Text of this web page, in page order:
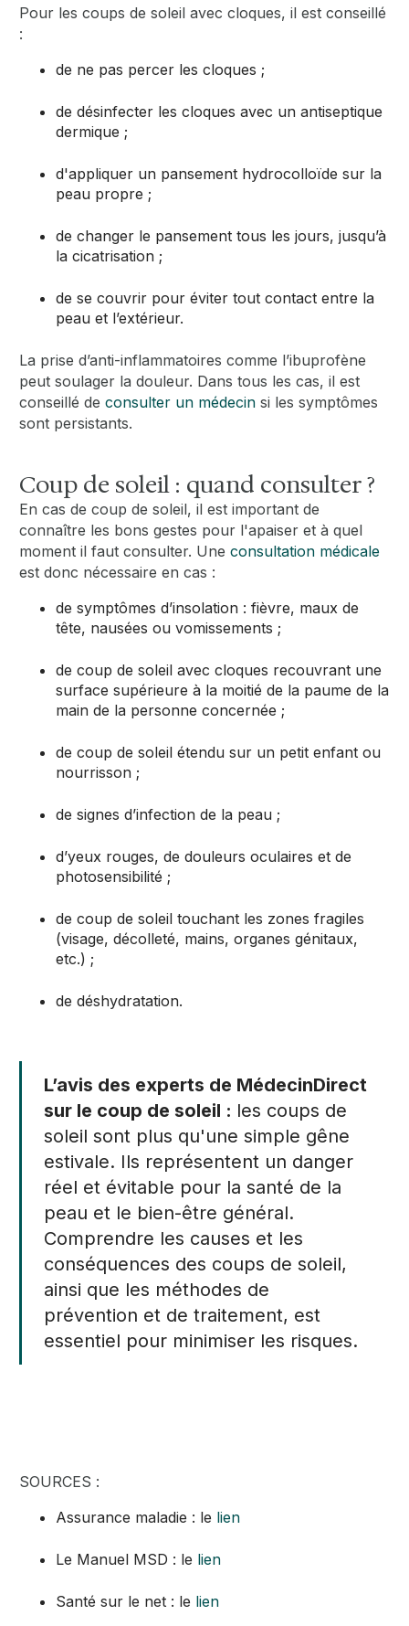
Pour les coups de soleil avec cloques, il est conseillé
:
de ne pas percer les cloques ;
de désinfecter les cloques avec un antiseptique
dermique ;
d'appliquer un pansement hydrocolloïde sur la
peau propre ;
de changer le pansement tous les jours, jusqu’à
la cicatrisation ;
de se couvrir pour éviter tout contact entre la
peau et l’extérieur.
La prise d’anti-inflammatoires comme l’ibuprofène
peut soulager la douleur. Dans tous les cas, il est
conseillé deconsulter un médecin si les symptômes
sont persistants.
Coup de soleil : quand consulter ?
En cas de coup de soleil, il est important de
connaître les bons gestes pour l'apaiser et à quel
moment il faut consulter. Uneconsultation médicale
est donc nécessaire en cas :
de symptômes d’insolation : fièvre, maux de
tête, nausées ou vomissements ;
de coup de soleil avec cloques recouvrant une
surface supérieure à la moitié de la paume de la
main de la personne concernée ;
de coup de soleil étendu sur un petit enfant ou
nourrisson ;
de signes d’infection de la peau ;
d’yeux rouges, de douleurs oculaires et de
photosensibilité ;
de coup de soleil touchant les zones fragiles
(visage, décolleté, mains, organes génitaux,
etc.) ;
de déshydratation.
L’avis des experts de MédecinDirect
sur le coup de soleil : les coups de
soleil sont plus qu'une simple gêne
estivale. Ils représentent un danger
réel et évitable pour la santé de la
peau et le bien-être général.
Comprendre les causes et les
conséquences des coups de soleil,
ainsi que les méthodes de
prévention et de traitement, est
essentiel pour minimiser les risques.
SOURCES :
Assurance maladie : le lien
Le Manuel MSD : le lien
Santé sur le net : le lien